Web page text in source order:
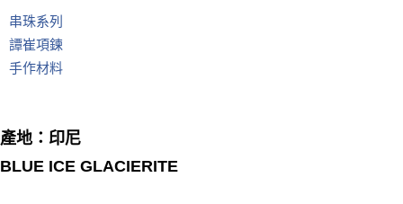
郵局幫你送（離島）
每筆NT$80，滿NT$3,000(含以上)免運費
付款後門市自取
串珠系列
譚崔項鍊
手作材料
產地：印尼
BLUE ICE GLACIERITE